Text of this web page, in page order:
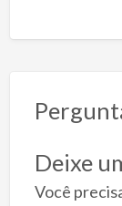
Deixe
Você